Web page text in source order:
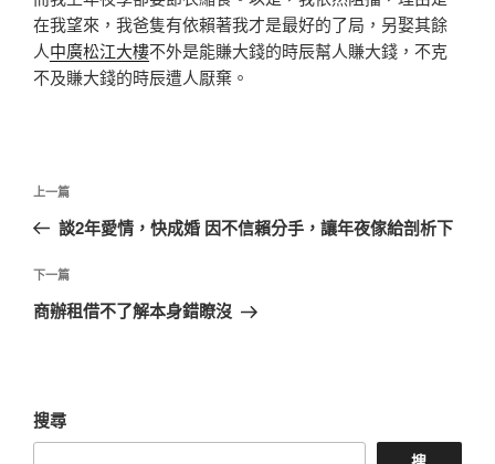
在我望來，我爸隻有依賴著我才是最好的了局，另娶其餘
人中廣松江大樓不外是能賺大錢的時辰幫人賺大錢，不克
不及賺大錢的時辰遭人厭棄。
文
導
覽
上
一
文
章
上一篇
談2年愛情，快成婚 因不信賴分手，讓年夜傢給剖析下
下
一
下一篇
商辦租借不了解本身錯瞭沒
搜尋